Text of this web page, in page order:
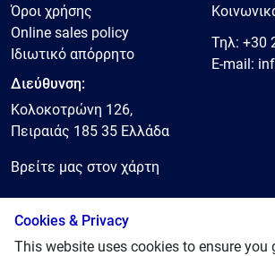
Όροι χρήσης
Online sales policy
Ιδιωτικό απόρρητο
Τηλ: +30
E-mail:
Διεύθυνση:
Κολοκοτρώνη 126,
Πειραιάς 185 35 Ελλάδα
Βρείτε μας στον χάρτη
© 2025, Pantechnic LTD
Cookies & Privacy
This website uses cookies to ensure you